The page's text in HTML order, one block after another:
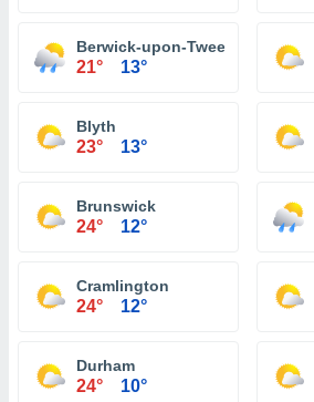
Berwick-upon-Tweed
21° 13°
Blyth
23° 13°
Brunswick
24° 12°
Cramlington
24° 12°
Durham
24° 10°